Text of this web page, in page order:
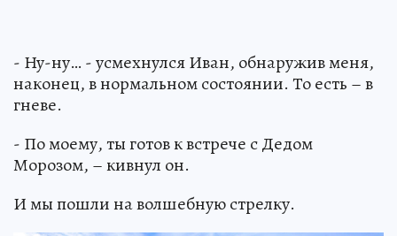
- Ну-ну… - усмехнулся Иван, обнаружив меня,
наконец, в нормальном состоянии. То есть – в
гневе.
- По моему, ты готов к встрече с Дедом
Морозом, – кивнул он.
И мы пошли на волшебную стрелку.